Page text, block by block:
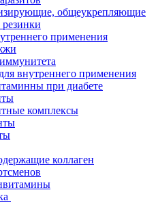
общеукрепляющие
применения
внутреннего применения
при диабете
комплексы
коллаген